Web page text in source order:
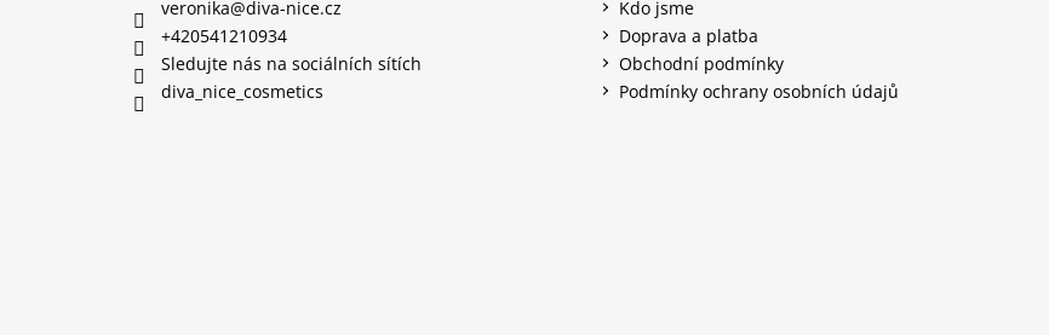
veronika@diva-nice.cz
+420541210934
Sledujte nás na sociálních sítích
diva_nice_cosmetics
Kdo jsme
Doprava a platba
Obchodní podmínky
Podmínky ochrany osobních údajů